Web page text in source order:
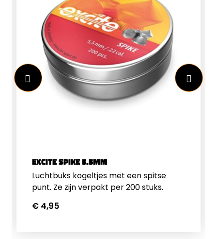
EXCITE SPIKE 5.5MM
Luchtbuks kogeltjes met een spitse
punt. Ze zijn verpakt per 200 stuks.
€ 4,95